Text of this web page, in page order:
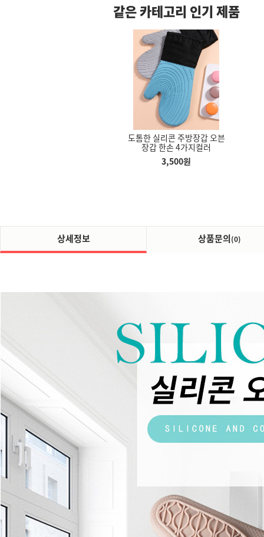
같은 카테고리 인기 제품
도톰한 실리콘 주방장갑 오븐
장갑 한손 4가지컬러
3,500원
춤추는물고기 움직이는 생선
물고기인형 고양이장난감
빗자루세트 마당 업소용 미용
실 쓰레받기 플라스틱
상세정보 상품문의(0)